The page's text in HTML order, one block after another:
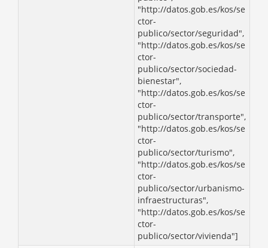
"http://datos.gob.es/kos/se
ctor-
publico/sector/seguridad",
"http://datos.gob.es/kos/se
ctor-
publico/sector/sociedad-
bienestar",
"http://datos.gob.es/kos/se
ctor-
publico/sector/transporte",
"http://datos.gob.es/kos/se
ctor-
publico/sector/turismo",
"http://datos.gob.es/kos/se
ctor-
publico/sector/urbanismo-
infraestructuras",
"http://datos.gob.es/kos/se
ctor-
publico/sector/vivienda"]